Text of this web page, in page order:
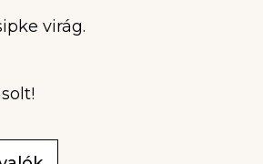
virág.